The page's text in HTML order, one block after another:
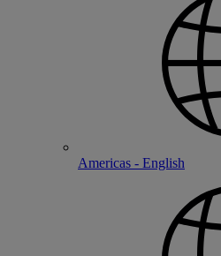
Americas - English